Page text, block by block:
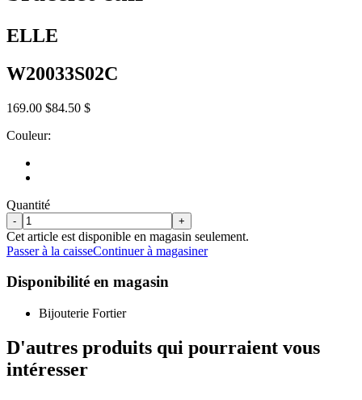
ELLE
W20033S02C
169.00 $84.50 $
Couleur:
Quantité
- +
Cet article est disponible en magasin seulement.
Passer à la caisseContinuer à magasiner
Disponibilité en magasin
Bijouterie Fortier
D'autres produits qui pourraient vous
intéresser